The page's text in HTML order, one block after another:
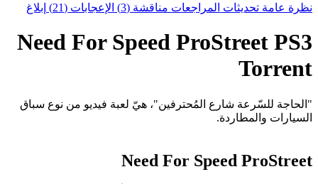
نظرة عامة تحديثات المراجعات مناقشة (3) الإعجابات (21) إبلاغ
Need For Speed ProStreet PS3
Torrent
"الحاجة للسّرعة شارع المُحترفين"، هيّ لعبة فيديو من نوع سباق
السيارات والمطاردة.
Need For Speed ProStreet